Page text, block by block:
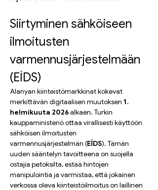
Siirtyminen sähköiseen
ilmoitusten
varmennusjärjestelmään
(EİDS)
Alanyan kiinteistömarkkinat kokevat
merkittävän digitaalisen muutoksen 1.
helmikuuta 2026 alkaen. Turkin
kauppaministeriö ottaa virallisesti käyttöön
sähköisen ilmoitusten
varmennusjärjestelmän (EİDS). Tämän
uuden sääntelyn tavoitteena on suojella
ostajia petoksilta, estää hintojen
manipulointia ja varmistaa, että jokainen
verkossa oleva kiinteistöilmoitus on laillinen